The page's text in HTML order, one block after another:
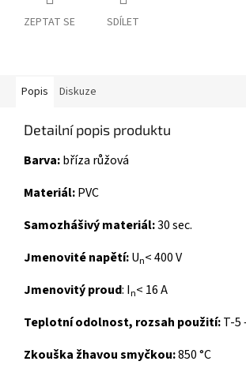
ZEPTAT SE SDÍLET
Popis Diskuze
Detailní popis produktu
Barva:bříza růžová
Materiál:PVC
Samozhášivý materiál:30 sec.
Jmenovité napětí:Un< 400 V
Jmenovitý proud: In< 16 A
Teplotní odolnost, rozsah použití:T-5
Zkouška žhavou smyčkou:850 °C